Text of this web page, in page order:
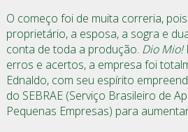
O começo foi de muita correria,
proprietário, a esposa, a sogra e
conta de toda a produção. Dio Mio!
erros e acertos, a empresa foi
Ednaldo, com seu espírito
do SEBRAE (Serviço Brasileiro de
Pequenas Empresas) para